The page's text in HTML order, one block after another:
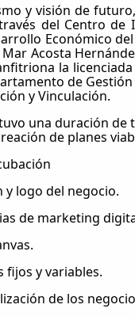
y visión de
del Centro de
Económico
Acosta
la
de
y Vinculación.
una duración
de planes
logo del negocio.
de marketing
fijos y variables.
de los